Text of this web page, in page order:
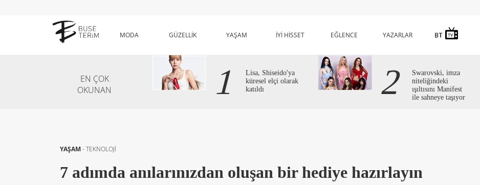
MODA GÜZELLİK YAŞAM İYİ HİSSET EĞLENCE YAZARLAR
EN ÇOK
OKUNAN
1
Lisa, Shiseido'ya
küresel elçi olarak
katıldı
2
Swarovski, imza
niteliğindeki
ışıltısını Manifest
ile sahneye taşıyor
YAŞAM-TEKNOLOJİ
7 adımda anılarınızdan oluşan bir hediye hazırlayın